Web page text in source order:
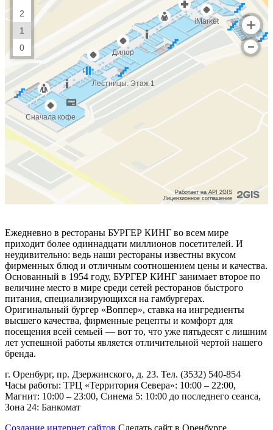
Ежедневно в рестораны БУРГЕР КИНГ во всем мире
приходит более одиннадцати миллионов посетителей. И
неудивительно: ведь наши рестораны известны вкусом
фирменных блюд и отличным соотношением цены и качества.
Основанный в 1954 году, БУРГЕР КИНГ занимает второе по
величине место в мире среди сетей ресторанов быстрого
питания, специализирующихся на гамбургерах.
Оригинальный бургер «Воппер», ставка на ингредиенты
высшего качества, фирменные рецепты и комфорт для
посещения всей семьей — вот то, что уже пятьдесят с лишним
лет успешной работы является отличительной чертой нашего
бренда.
г. Оренбург, пр. Дзержинского, д. 23. Тел. (3532) 540-854
Часы работы: ТРЦ «Территория Севера»: 10:00 – 22:00,
Магнит: 10:00 – 23:00, Синема 5: 10:00 до последнего сеанса,
Зона 24: Банкомат